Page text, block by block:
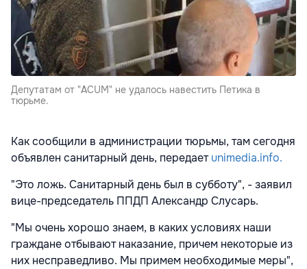
Депутатам от "ACUM" не удалось навестить Петика в
тюрьме.
Как сообщили в администрации тюрьмы, там сегодня
объявлен санитарный день, передаетunimedia.info.
"Это ложь. Санитарный день был в субботу", - заявил
вице-председатель ППДП Александр Слусарь.
"Мы очень хорошо знаем, в каких условиях наши
граждане отбывают наказание, причем некоторые из
них несправедливо. Мы примем необходимые меры",